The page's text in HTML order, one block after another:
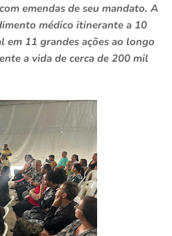
emendas de seu mandato. A
médico itinerante a 10
em 11 grandes ações ao longo
a vida de cerca de 200 mil